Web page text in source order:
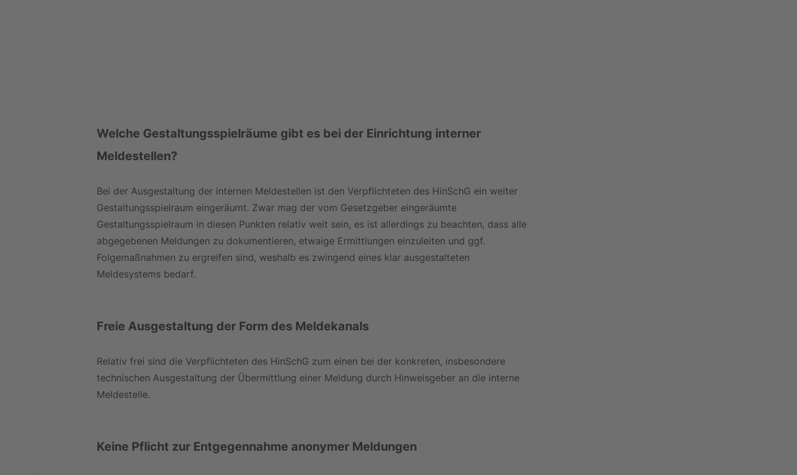
Welche Gestaltungsspielräume gibt es bei der Einrichtung interner
Meldestellen?
Bei der Ausgestaltung der internen Meldestellen ist den Verpflichteten des HinSchG ein weiter
Gestaltungsspielraum eingeräumt. Zwar mag der vom Gesetzgeber eingeräumte
Gestaltungsspielraum in diesen Punkten relativ weit sein, es ist allerdings zu beachten, dass alle
abgegebenen Meldungen zu dokumentieren, etwaige Ermittlungen einzuleiten und ggf.
Folgemaßnahmen zu ergreifen sind, weshalb es zwingend eines klar ausgestalteten
Meldesystems bedarf.
Freie Ausgestaltung der Form des Meldekanals
Relativ frei sind die Verpflichteten des HinSchG zum einen bei der konkreten, insbesondere
technischen Ausgestaltung der Übermittlung einer Meldung durch Hinweisgeber an die interne
Meldestelle.
Keine Pflicht zur Entgegennahme anonymer Meldungen